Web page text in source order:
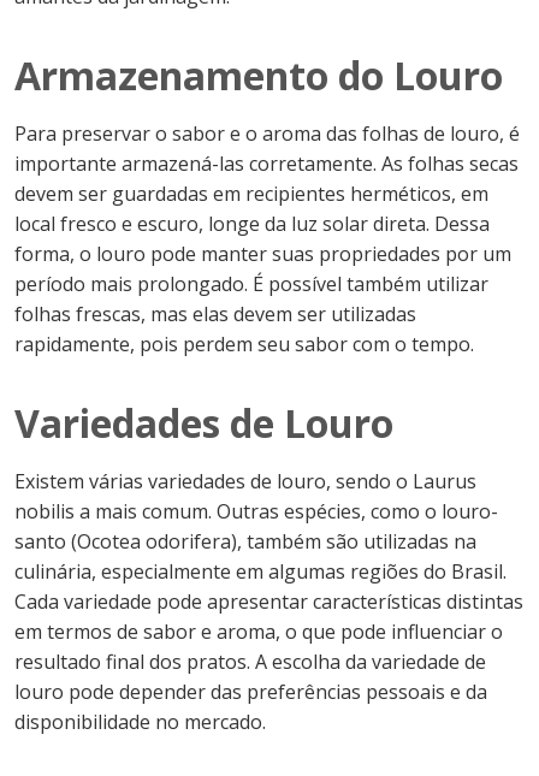
Armazenamento do Louro
Para preservar o sabor e o aroma das folhas de louro, é
importante armazená-las corretamente. As folhas secas
devem ser guardadas em recipientes herméticos, em
local fresco e escuro, longe da luz solar direta. Dessa
forma, o louro pode manter suas propriedades por um
período mais prolongado. É possível também utilizar
folhas frescas, mas elas devem ser utilizadas
rapidamente, pois perdem seu sabor com o tempo.
Variedades de Louro
Existem várias variedades de louro, sendo o Laurus
nobilis a mais comum. Outras espécies, como o louro-
santo (Ocotea odorifera), também são utilizadas na
culinária, especialmente em algumas regiões do Brasil.
Cada variedade pode apresentar características distintas
em termos de sabor e aroma, o que pode influenciar o
resultado final dos pratos. A escolha da variedade de
louro pode depender das preferências pessoais e da
disponibilidade no mercado.